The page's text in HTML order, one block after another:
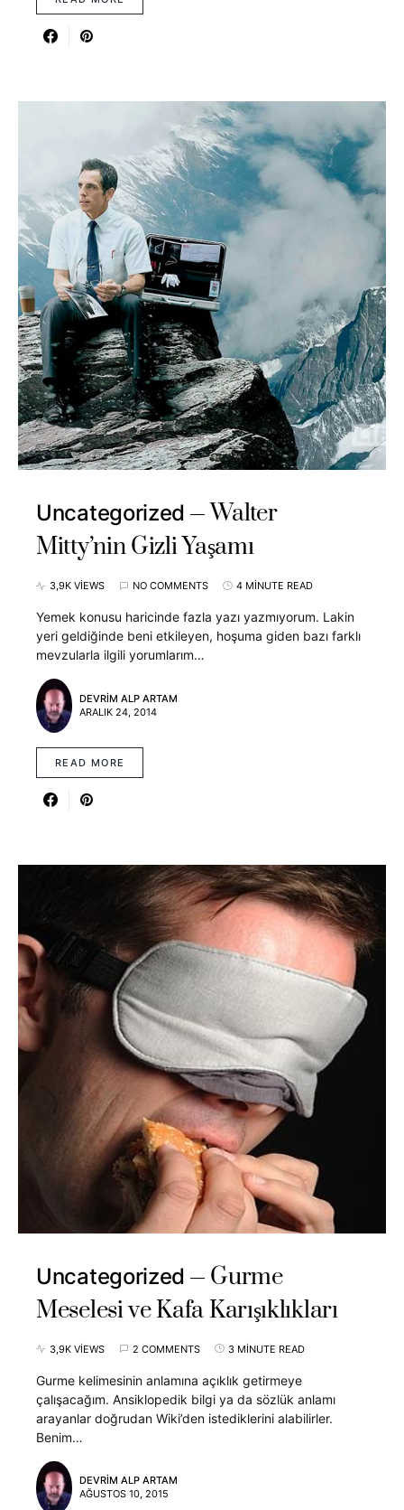
Uncategorized
Walter
Mitty’nin Gizli Yaşamı
3,9K VIEWS NO COMMENTS 4 MINUTE READ
Yemek konusu haricinde fazla yazı yazmıyorum. Lakin
yeri geldiğinde beni etkileyen, hoşuma giden bazı farklı
mevzularla ilgili yorumlarım…
DEVRIM ALP ARTAM
ARALIK 24, 2014
READ MORE
Uncategorized
Gurme
Meselesi ve Kafa Karışıklıkları
3,9K VIEWS 2 COMMENTS 3 MINUTE READ
Gurme kelimesinin anlamına açıklık getirmeye
çalışacağım. Ansiklopedik bilgi ya da sözlük anlamı
arayanlar doğrudan Wiki’den istediklerini alabilirler.
Benim…
DEVRIM ALP ARTAM
AĞUSTOS 10, 2015